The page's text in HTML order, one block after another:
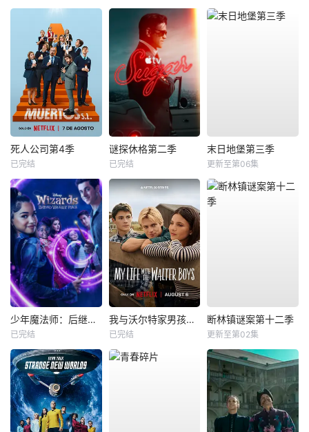
死人公司第4季
已完结
谜探休格第二季
已完结
末日地堡第三季
更新至第06集
少年魔法师：后继者第三季
已完结
我与沃尔特家男孩的生活第三季
已完结
断林镇谜案第十二季
更新至第02集